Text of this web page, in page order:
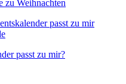
zu Weihnachten
passt zu mir?